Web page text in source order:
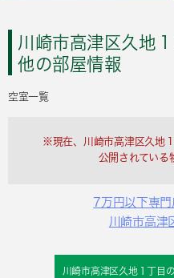
川崎市高津区久地
他の部屋情報
空室一覧
※現在、川崎市高津区久地
公開されている
7万円以下専
川崎市高津
川崎市高津区久地１丁目